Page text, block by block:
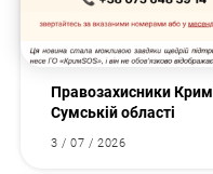
Правозахисники
Сумській області
3 / 07 / 2026